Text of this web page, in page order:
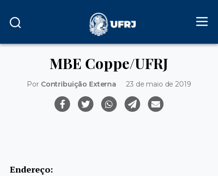
MBE Coppe/UFRJ
Por Contribuição Externa 23 de maio de 2019
Endereço: